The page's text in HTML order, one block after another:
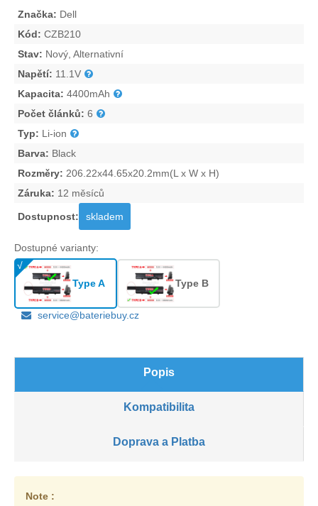
Značka: Dell
Kód: CZB210
Stav: Nový, Alternativní
Napětí: 11.1V
Kapacita: 4400mAh
Počet článků: 6
Typ: Li-ion
Barva: Black
Rozměry: 206.22x44.65x20.2mm(L x W x H)
Záruka: 12 měsíců
Dostupnost: skladem
Dostupné varianty:
Type A Type B
service@bateriebuy.cz
Popis
Kompatibilita
Doprava a Platba
Note :